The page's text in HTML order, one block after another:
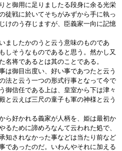
と御用に足りましたる段身に余る光栄
徒戦に於いてそちがみずから手に執っ
けのう存じますが、臣義家一向に記憶
ましたかのうと云う意味のものであ
しそうなものであると思う。然かし又
将であるとは其のことである。
御目出度い、好い事であつたと云う
法と云う一つの形式行事となって今で
御信任である上は、皇室から下は津々
と云えば三尺の童子も軍の神様と云う
ら好かれる義家が人柄を、姫は最初か
ために諦めろなんて云われた処で、
知されなかった事などは当たり前など
であったのだ。いわんやそれに加える